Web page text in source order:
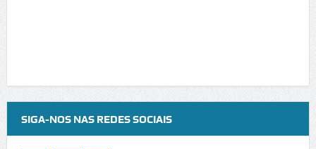
SIGA-NOS NAS REDES SOCIAIS